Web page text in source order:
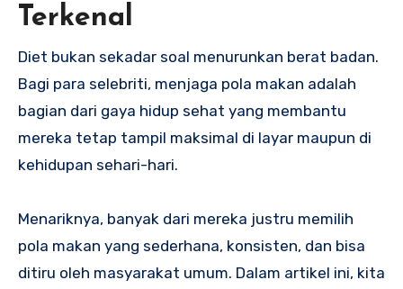
Terkenal
Diet bukan sekadar soal menurunkan berat badan.
Bagi para selebriti, menjaga pola makan adalah
bagian dari gaya hidup sehat yang membantu
mereka tetap tampil maksimal di layar maupun di
kehidupan sehari-hari.
Menariknya, banyak dari mereka justru memilih
pola makan yang sederhana, konsisten, dan bisa
ditiru oleh masyarakat umum. Dalam artikel ini, kita